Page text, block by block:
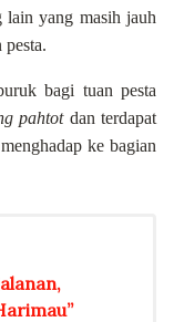
lain yang masih jauh
bagi tuan pesta
pahtot dan terdapat
ke bagian